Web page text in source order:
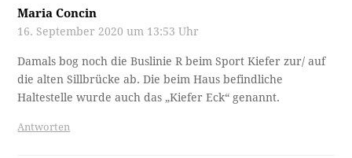
Maria Concin
16. September 2020 um 13:53 Uhr
Damals bog noch die Buslinie R beim Sport Kiefer zur/ auf
die alten Sillbrücke ab. Die beim Haus befindliche
Haltestelle wurde auch das „Kiefer Eck“ genannt.
Antworten